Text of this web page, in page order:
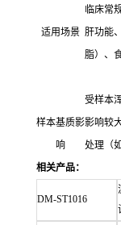
适用场景
临床常
肝功能
脂）、
样本基质影
响
受样本
影响较
处理（
相关产品：
DM-ST1016